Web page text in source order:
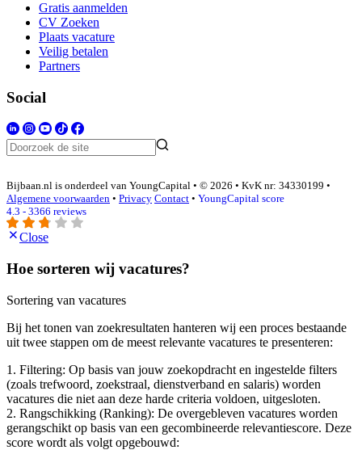
Gratis aanmelden
CV Zoeken
Plaats vacature
Veilig betalen
Partners
Social
Bijbaan.nl is onderdeel van YoungCapital • © 2026 • KvK nr: 34330199 •
Algemene voorwaarden • Privacy Contact • YoungCapital score
4.3 - 3366 reviews
Close
Hoe sorteren wij vacatures?
Sortering van vacatures
Bij het tonen van zoekresultaten hanteren wij een proces bestaande
uit twee stappen om de meest relevante vacatures te presenteren:
1. Filtering: Op basis van jouw zoekopdracht en ingestelde filters
(zoals trefwoord, zoekstraal, dienstverband en salaris) worden
vacatures die niet aan deze harde criteria voldoen, uitgesloten.
2. Rangschikking (Ranking): De overgebleven vacatures worden
gerangschikt op basis van een gecombineerde relevantiescore. Deze
score wordt als volgt opgebouwd: